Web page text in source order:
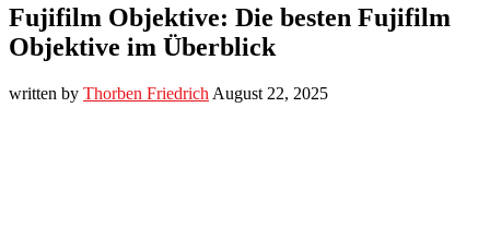
Fujifilm Objektive: Die besten Fujifilm
Objektive im Überblick
written by Thorben Friedrich August 22, 2025